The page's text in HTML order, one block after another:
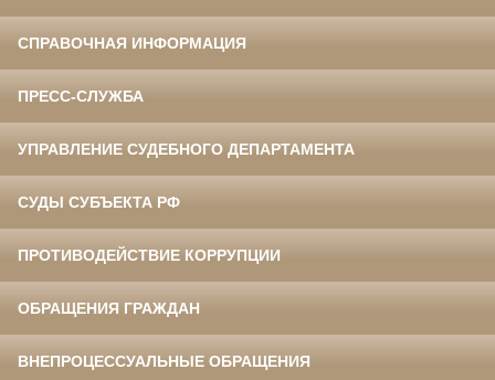
СПРАВОЧНАЯ ИНФОРМАЦИЯ
ПРЕСС-СЛУЖБА
УПРАВЛЕНИЕ СУДЕБНОГО ДЕПАРТАМЕНТА
СУДЫ СУБЪЕКТА РФ
ПРОТИВОДЕЙСТВИЕ КОРРУПЦИИ
ОБРАЩЕНИЯ ГРАЖДАН
ВНЕПРОЦЕССУАЛЬНЫЕ ОБРАЩЕНИЯ